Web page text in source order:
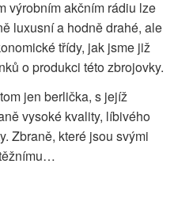
výrobním akčním rádiu lze
luxusní a hodně drahé, ale
třídy, jak jsme již
o produkci této zbrojovky.
jen berlička, s jejíž
vysoké kvality, líbivého
Zbraně, které jsou svými